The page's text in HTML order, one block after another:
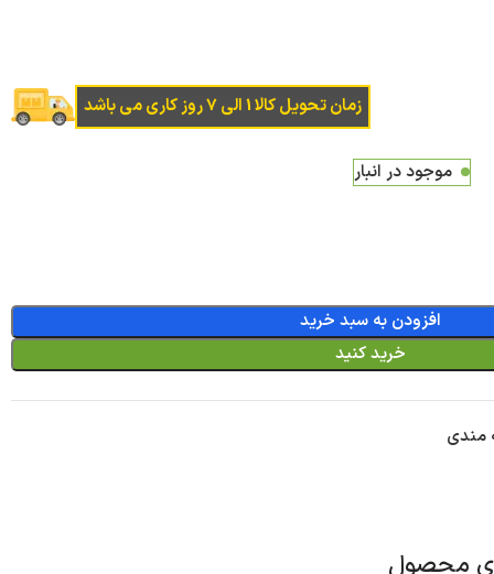
زمان تحویل کالا 1 الی 7 روز کاری می باشد
موجود در انبار
افزودن به سبد خرید
خرید کنید
مندی
محصول